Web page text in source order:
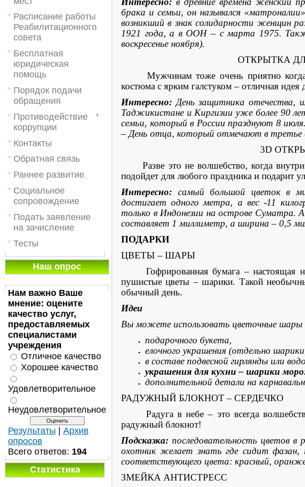
Расписание работы
Реабилитационного
совета
Бесплатная
юридическая
помощь
Порядок подачи
обращения
Противодействие
коррупции
Контакты
Обратная связь
Раннее развитие
Социальное
сопровождение
Подать заявление
на зачисление
Тесты
Наш опрос
Нам важно Ваше
мнение: оцените
качество услуг,
предоставляемых
специалистами
учреждения
Отличное качество
Хорошее качество
Удовлетворительное
Неудовлетворительное
Результаты
Архив
опросов
Всего ответов: 194
Статистика
брака и семьи, он назывался
возникший в знак солидарности женщин
1921 года, а в ООН – с марта 1975.
воскресенье ноября).
ОТКРЫТКА
Мужчинам тоже очень приятно когда
костюма с ярким галстуком – отличная
Интересно: День защитника отечества,
Таджикистане и Киргизии уже более 90
семьи, который в России празднуют 8
– День отца, который отмечают в третье
3D
Разве это не волшебство, когда внутри
подойдет для любого праздника и подарит
Интересно: самый большой цветок в
достигает одного метра, а вес -11
только в Индонезии на острове Суматра.
составляет 1 миллиметр, а ширина – 0,5
ПОДАРКИ
ЦВЕТЫ – ШАРЫ
Гофрированная бумага – настоящая
пушистые цветы – шарики. Такой
обычный день.
Идеи
Вы можете использовать цветочные шары
подарочного букета,
елочного украшения (отдельно
в составе подвесной гирлянды или
украшения для кухни – шарики
дополнительной детали на
РАДУЖНЫЙ БЛОКНОТ – СЕРДЕЧКО
Радуга в небе – это всегда
радужный блокнот!
Подсказка: последовательность цветов
охотник желает знать где сидит фазан,
соответствующего цвета: красный,
ЗМЕЙКА АНТИСТРЕСС